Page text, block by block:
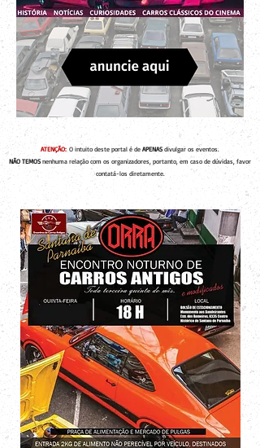
ATENÇÃO: O intuito deste portal é de APENAS divulgar os eventos.
NÃO TEMOS nenhuma relação com os organizadores, portanto, em caso de dúvidas, favor
contatá-los diretamente.